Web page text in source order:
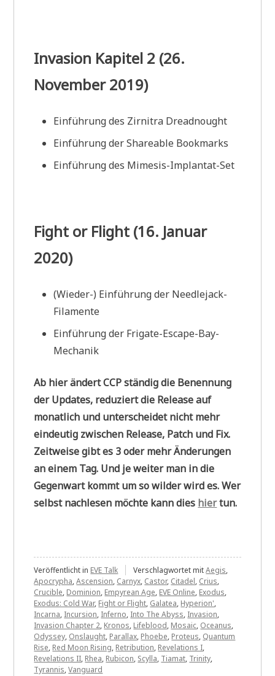
Invasion Kapitel 2 (26.
November 2019)
Einführung des Zirnitra Dreadnought
Einführung der Shareable Bookmarks
Einführung des Mimesis-Implantat-Set
Fight or Flight (16. Januar
2020)
(Wieder-) Einführung der Needlejack-
Filamente
Einführung der Frigate-Escape-Bay-
Mechanik
Ab hier ändert CCP ständig die Benennung
der Updates, reduziert die Release auf
monatlich und unterscheidet nicht mehr
eindeutig zwischen Release, Patch und Fix.
Zeitweise gibt es 3 oder mehr Änderungen
an einem Tag. Und je weiter man in die
Gegenwart kommt um so wilder wird es. Wer
selbst nachlesen möchte kann dies hiertun.
Veröffentlicht in EVE Talk Verschlagwortet mitAegis,
Apocrypha,Ascension, Carnyx, Castor, Citadel, Crius,
Crucible, Dominion, Empyrean Age, EVE Online, Exodus,
Exodus: Cold War, Fight or Flight, Galatea, Hyperion',
Incarna, Incursion, Inferno, Into The Abyss, Invasion,
Invasion Chapter 2, Kronos, Lifeblood, Mosaic, Oceanus,
Odyssey, Onslaught, Parallax, Phoebe, Proteus, Quantum
Rise, Red Moon Rising, Retribution, Revelations I,
Revelations II, Rhea, Rubicon, Scylla, Tiamat, Trinity,
Tyrannis,Vanguard